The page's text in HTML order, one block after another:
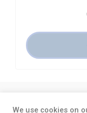
We use cookies on